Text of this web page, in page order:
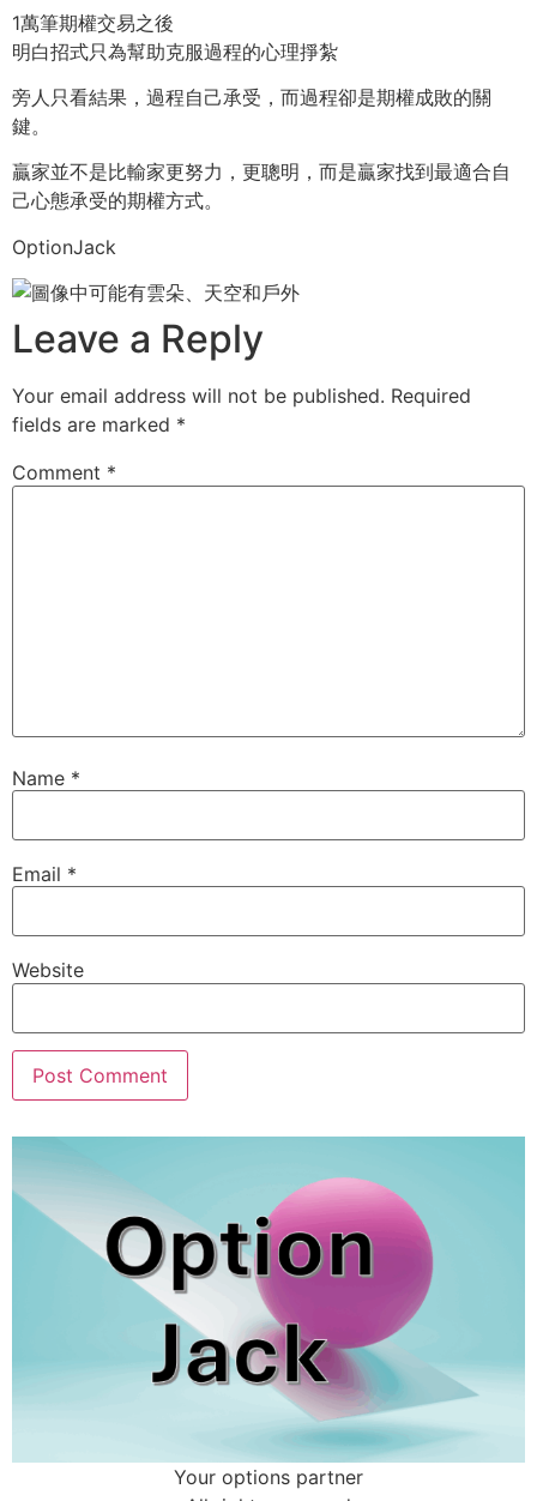
1萬筆期權交易之後
明白招式只為幫助克服過程的心理掙紮
旁人只看結果，過程自己承受，而過程卻是期權成敗的關
鍵。
贏家並不是比輸家更努力，更聰明，而是贏家找到最適合自
己心態承受的期權方式。
OptionJack
Leave a Reply
Your email address will not be published. Required
fields are marked *
Comment *
Name *
Email *
Website
Your options partner